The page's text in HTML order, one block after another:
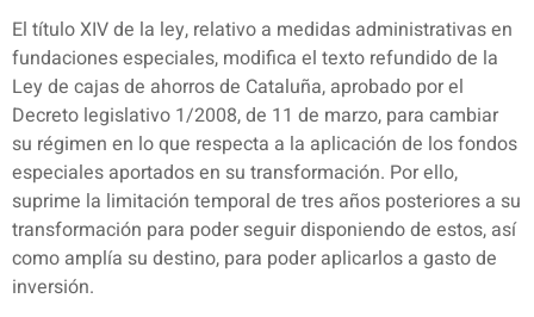
El título XIV de la ley, relativo a medidas administrativas en
fundaciones especiales, modifica el texto refundido de la
Ley de cajas de ahorros de Cataluña, aprobado por el
Decreto legislativo 1/2008, de 11 de marzo, para cambiar
su régimen en lo que respecta a la aplicación de los fondos
especiales aportados en su transformación. Por ello,
suprime la limitación temporal de tres años posteriores a su
transformación para poder seguir disponiendo de estos, así
como amplía su destino, para poder aplicarlos a gasto de
inversión.